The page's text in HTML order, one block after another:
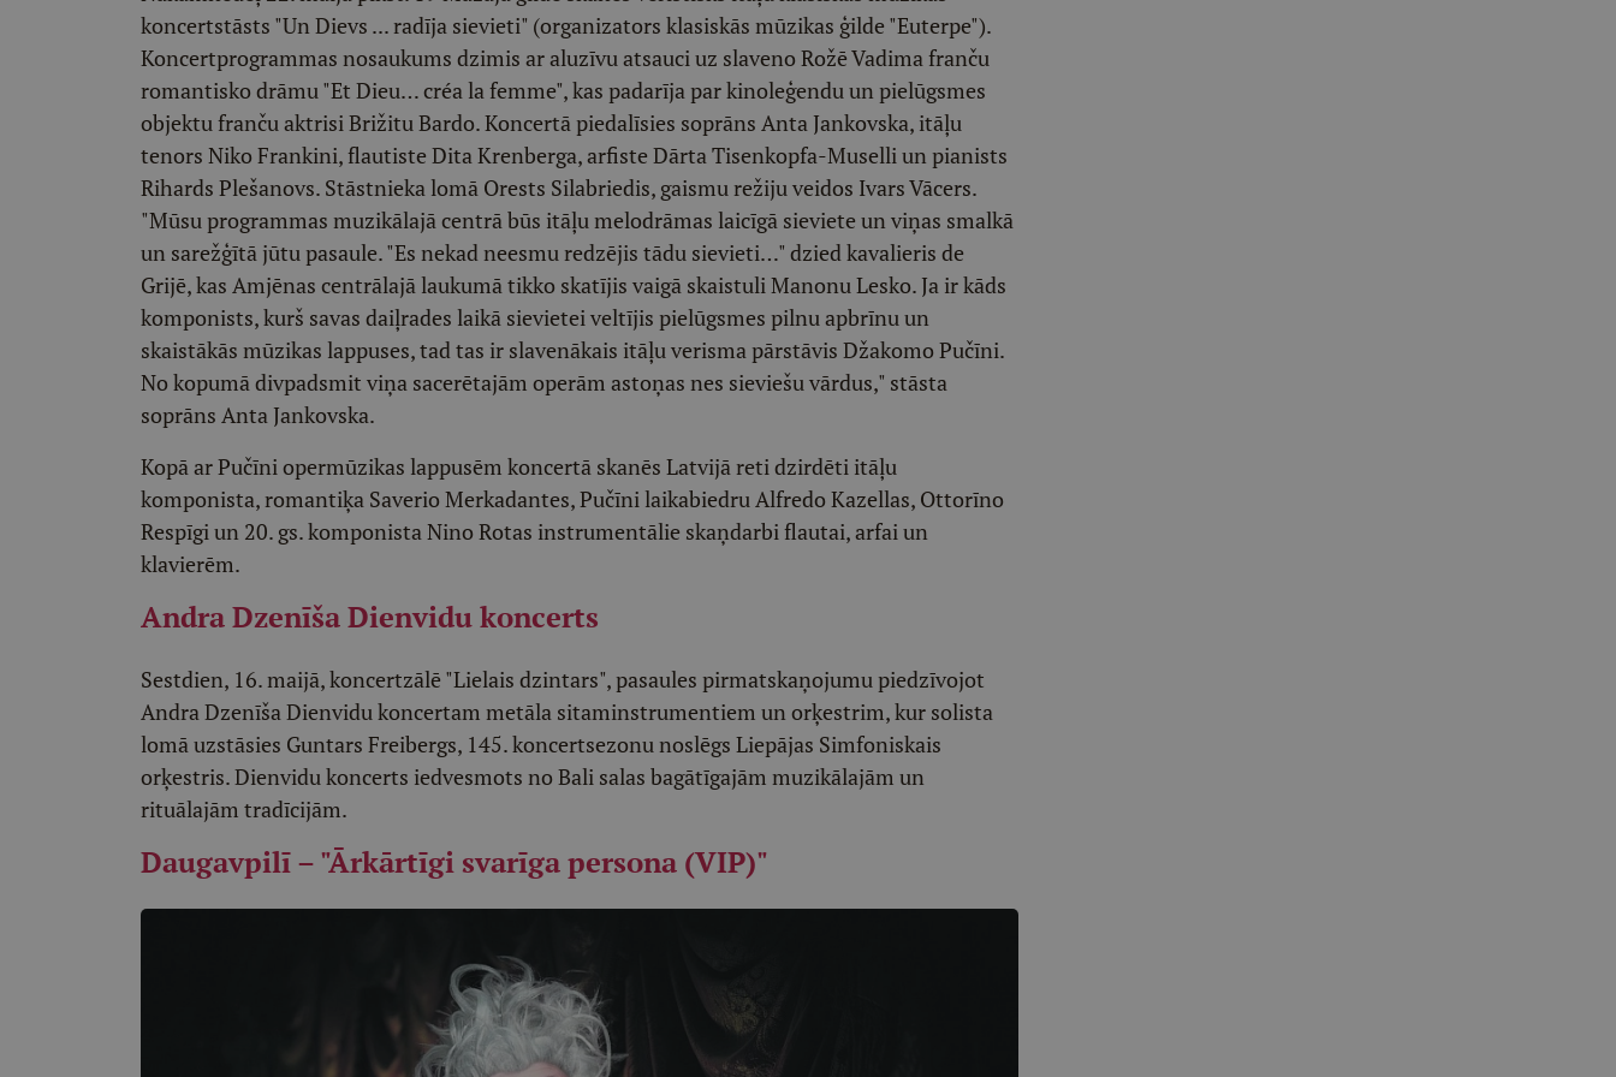
koncertstāsts "Un Dievs ... radīja sievieti" (organizators klasiskās mūzikas ģilde "Euterpe").
Koncertprogrammas nosaukums dzimis ar aluzīvu atsauci uz slaveno Rožē Vadima franču
romantisko drāmu "Et Dieu… créa la femme", kas padarīja par kinoleģendu un pielūgsmes
objektu franču aktrisi Brižitu Bardo. Koncertā piedalīsies soprāns Anta Jankovska, itāļu
tenors Niko Frankini, flautiste Dita Krenberga, arfiste Dārta Tisenkopfa-Muselli un pianists
Rihards Plešanovs. Stāstnieka lomā Orests Silabriedis, gaismu režiju veidos Ivars Vācers.
"Mūsu programmas muzikālajā centrā būs itāļu melodrāmas laicīgā sieviete un viņas smalkā
un sarežģītā jūtu pasaule. "Es nekad neesmu redzējis tādu sievieti…" dzied kavalieris de
Grijē, kas Amjēnas centrālajā laukumā tikko skatījis vaigā skaistuli Manonu Lesko. Ja ir kāds
komponists, kurš savas daiļrades laikā sievietei veltījis pielūgsmes pilnu apbrīnu un
skaistākās mūzikas lappuses, tad tas ir slavenākais itāļu verisma pārstāvis Džakomo Pučīni.
No kopumā divpadsmit viņa sacerētajām operām astoņas nes sieviešu vārdus," stāsta
soprāns Anta Jankovska.
Kopā ar Pučīni opermūzikas lappusēm koncertā skanēs Latvijā reti dzirdēti itāļu
komponista, romantiķa Saverio Merkadantes, Pučīni laikabiedru Alfredo Kazellas, Ottorīno
Respīgi un 20. gs. komponista Nino Rotas instrumentālie skaņdarbi flautai, arfai un
klavierēm.
Andra Dzenīša Dienvidu koncerts
Sestdien, 16. maijā, koncertzālē "Lielais dzintars", pasaules pirmatskaņojumu piedzīvojot
Andra Dzenīša Dienvidu koncertam metāla sitaminstrumentiem un orķestrim, kur solista
lomā uzstāsies Guntars Freibergs, 145. koncertsezonu noslēgs Liepājas Simfoniskais
orķestris. Dienvidu koncerts iedvesmots no Bali salas bagātīgajām muzikālajām un
rituālajām tradīcijām.
Daugavpilī – "Ārkārtīgi svarīga persona (VIP)"